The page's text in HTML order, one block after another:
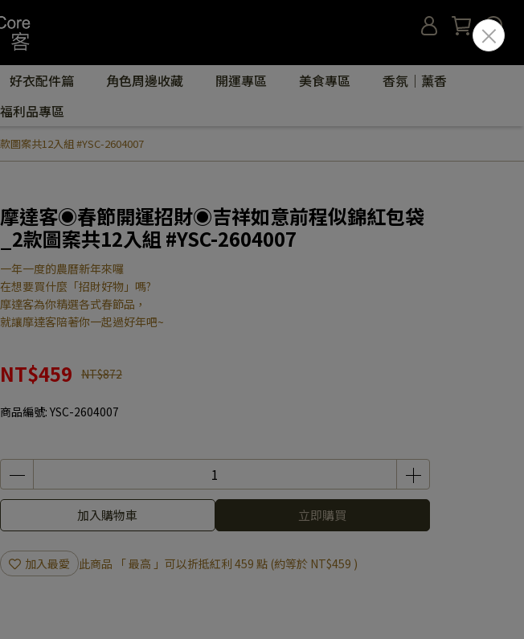
好衣配件篇 角色周邊收藏 開運專區 美食專區
香氛｜薰香
福利品專區
案共12入組 #YSC-2604007
摩達客◉春節開運招財◉吉祥如意前程似錦紅包袋
_2款圖案共12入組 #YSC-2604007
一年一度的農曆新年來囉
在想要買什麼「招財好物」嗎?
摩達客為你精選各式春節品，
就讓摩達客陪著你一起過好年吧~
NT$459 NT$872
商品編號: YSC-2604007
加入購物車 立即購買
加入最愛 此商品 「 最高 」可以折抵紅利 459 點 (約等於 NT$459 )